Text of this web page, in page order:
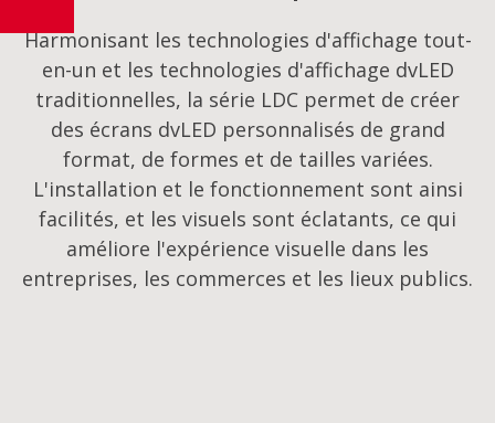
Harmonisant les technologies d'affichage tout-
en-un et les technologies d'affichage dvLED
traditionnelles, la série LDC permet de créer
des écrans dvLED personnalisés de grand
format, de formes et de tailles variées.
L'installation et le fonctionnement sont ainsi
facilités, et les visuels sont éclatants, ce qui
améliore l'expérience visuelle dans les
entreprises, les commerces et les lieux publics.